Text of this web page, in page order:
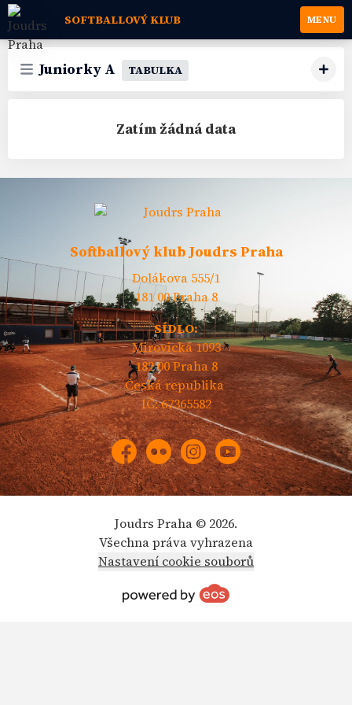
SOFTBALLOVÝ KLUB MENU
Juniorky A TABULKA
Zatím žádná data
Softballový klub Joudrs Praha
Dolákova 555/1
181 00 Praha 8
SÍDLO:
Mirovická 1093
182 00 Praha 8
Česká republika
IČ: 67365582
Facebook
FlickrInstagramYouTube
Joudrs Praha © 2026.
Všechna práva vyhrazena
Nastavení cookie souborů